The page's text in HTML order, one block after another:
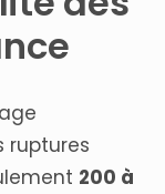
ruptures
200 à